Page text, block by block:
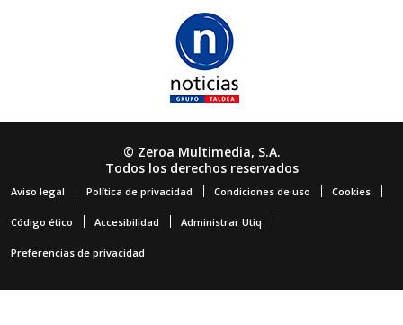
© Zeroa Multimedia, S.A.
Todos los derechos reservados
Aviso legal Política de privacidad Condiciones de uso Cookies
Código ético Accesibilidad Administrar Utiq
Preferencias de privacidad